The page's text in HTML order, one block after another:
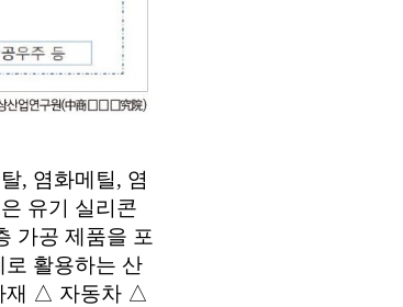
, 염화메틸, 염
유기 실리콘
가공 제품을 포
활용하는 산
재 △ 자동차 △